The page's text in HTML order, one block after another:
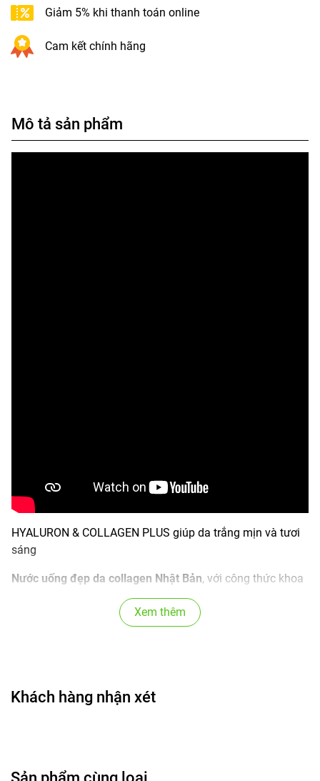
Giảm 5% khi thanh toán online
Cam kết chính hãng
Mô tả sản phẩm
HYALURON & COLLAGEN PLUS giúp da trắng mịn và tươi
sáng
Nước uống đẹp da collagen Nhật Bản, với công thức khoa
học đã được nghiên cứu từ trung tâm nghiên cứu thuộc
Đại Học Nhật Bản OSAKA. Nước uống collagen Hyaluron &
Collagen Plus sẽ giúp làn da của bạn được căng mịn, khoẻ,
Tại sao nhiều công ty trên thị trường Việt Nam sản xuất
Xem thêm
Khách hàng nhận xét